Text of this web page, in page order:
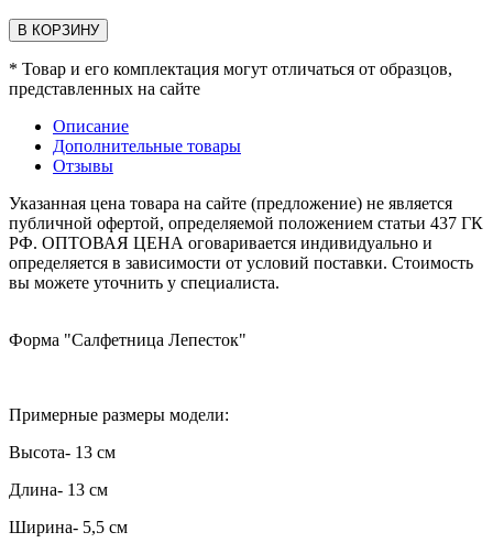
В КОРЗИНУ
* Товар и его комплектация могут отличаться от образцов,
представленных на сайте
Описание
Дополнительные товары
Отзывы
Указанная цена товара на сайте (предложение) не является
публичной офертой, определяемой положением статьи 437 ГК
РФ. ОПТОВАЯ ЦЕНА оговаривается индивидуально и
определяется в зависимости от условий поставки. Стоимость
вы можете уточнить у специалиста.
Форма "Салфетница Лепесток"
Примерные размеры модели:
Высота- 13 см
Длина- 13 см
Ширина- 5,5 см